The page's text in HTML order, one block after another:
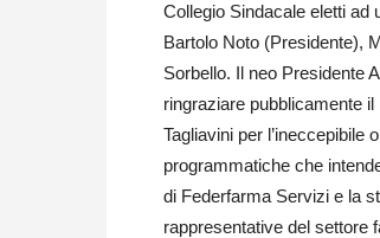
Collegio Sindacale eletti ad
Bartolo Noto (Presidente),
Sorbello. Il neo Presidente
ringraziare pubblicamente
Tagliavini per l’ineccepibile
programmatiche che
di Federfarma Servizi e la
rappresentative del settore